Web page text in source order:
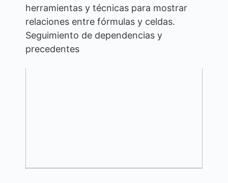
herramientas y técnicas para mostrar
relaciones entre fórmulas y celdas.
Seguimiento de dependencias y
precedentes